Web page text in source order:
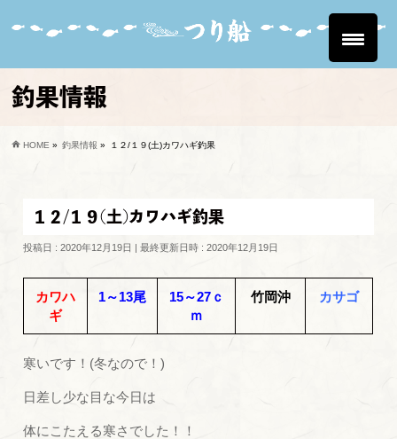
釣果情報
HOME » 釣果情報 » １２/１９(土)カワハギ釣果
１２/１９(土)カワハギ釣果
投稿日 : 2020年12月19日 最終更新日時 : 2020年12月19日
カワハ
ギ
1～13尾
15～27ｃ
ｍ
竹岡沖 カサゴ
寒いです！(冬なので！)
日差し少な目な今日は
体にこたえる寒さでした！！